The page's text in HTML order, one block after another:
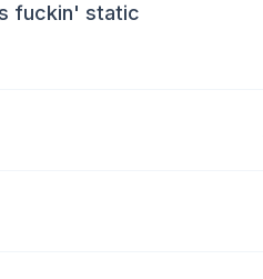
fuckin' static